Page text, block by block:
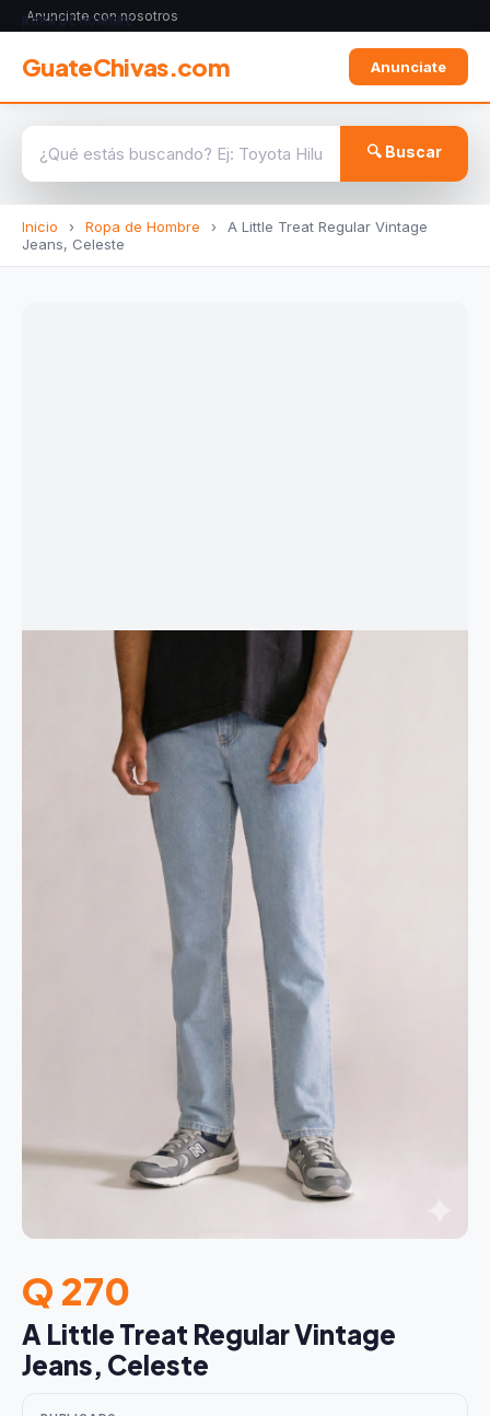
Anunciate con nosotros
GuateChivas.com Anunciate
🔍 Buscar
Inicio › Ropa de Hombre ›
A Little Treat Regular Vintage
Jeans, Celeste
ROPA DE HOMBRE
Q 270
A Little Treat Regular Vintage
Jeans, Celeste